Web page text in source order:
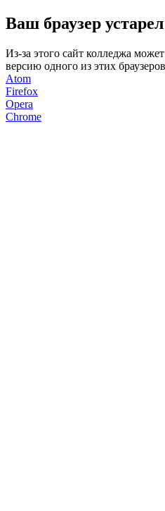
Ваш браузер устарел
Из-за этого сайт колледжа
версию одного из этих
Atom
Firefox
Opera
Chrome